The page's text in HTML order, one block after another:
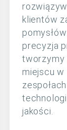
klientów
precyzja
tworzymy
miejscu
jakości.